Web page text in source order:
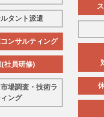
タント派遣
ンサルティング
社員研修)
場調査・技術ラ
ング